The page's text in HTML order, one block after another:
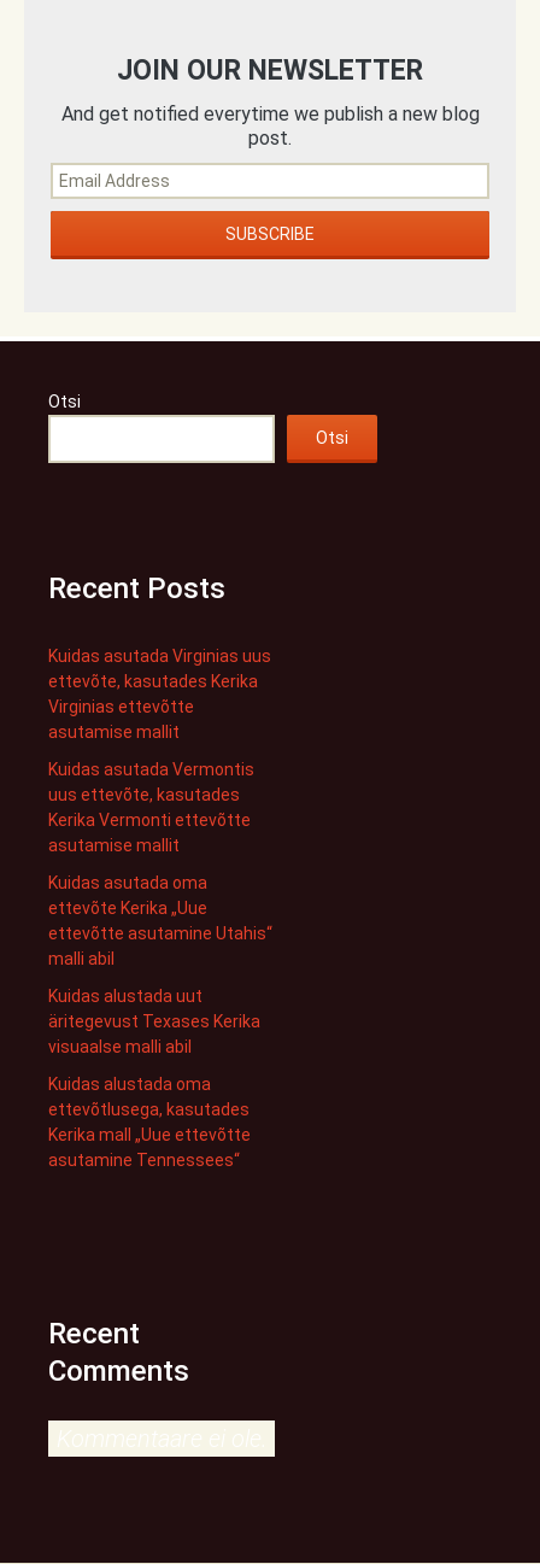
JOIN OUR NEWSLETTER
And get notified everytime we publish a new blog
post.
Otsi
Otsi
Recent Posts
Kuidas asutada Virginias uus
ettevõte, kasutades Kerika
Virginias ettevõtte
asutamise mallit
Kuidas asutada Vermontis
uus ettevõte, kasutades
Kerika Vermonti ettevõtte
asutamise mallit
Kuidas asutada oma
ettevõte Kerika „Uue
ettevõtte asutamine Utahis“
malli abil
Kuidas alustada uut
äritegevust Texases Kerika
visuaalse malli abil
Kuidas alustada oma
ettevõtlusega, kasutades
Kerika mall „Uue ettevõtte
asutamine Tennessees“
Recent
Comments
Kommentaare ei ole.